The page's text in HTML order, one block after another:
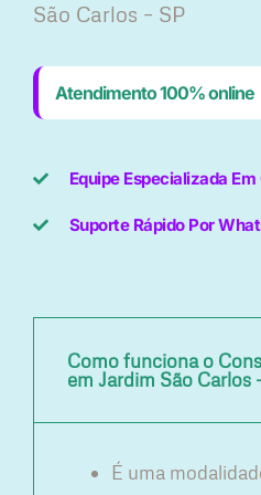
São Carlos – SP
Atendimento 100% online
Equipe Especializada
Suporte Rápido Por
Como funciona o
em Jardim São Carlos
É uma